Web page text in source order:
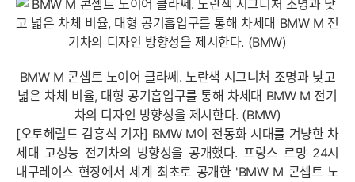
BMW M 콘셉트 노이어 클라쎄. 노란색 시그니처 조명과 낮고
넓은 차체 비율, 대형 공기흡입구를 통해 차세대 BMW M 전기
차의 디자인 방향성을 제시한다. (BMW)
[오토헤럴드 김흥식 기자] BMW M이 전동화 시대를 겨냥한 차
세대 고성능 전기차의 방향성을 공개했다. 프랑스 르망 24시
내구레이스 현장에서 세계 최초로 공개한 'BMW M 콘셉트 노